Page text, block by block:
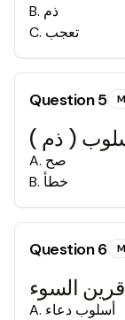
B. ذم
C. تعجب
Question5
( ذم )
A. صح
B. خطأ
Question6
السوء
A. أسلوب دعاء